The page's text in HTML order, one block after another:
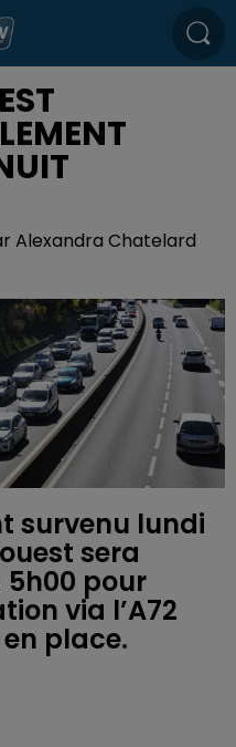
Alexandra Chatelard
survenu lundi
sera
5h00 pour
via l’A72
place.